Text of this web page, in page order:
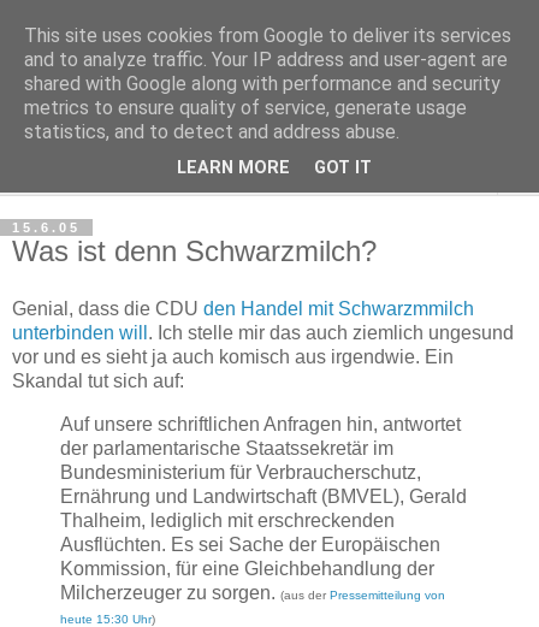
Haltungsturnen
Niveau sieht nur von unten aus wie Arroganz.
15.6.05
Was ist denn Schwarzmilch?
Genial, dass die CDU den Handel mit Schwarzmmilch
unterbinden will . Ich stelle mir das auch ziemlich ungesund
vor und es sieht ja auch komisch aus irgendwie. Ein
Skandal tut sich auf:
Auf unsere schriftlichen Anfragen hin, antwortet
der parlamentarische Staatssekretär im
Bundesministerium für Verbraucherschutz,
Ernährung und Landwirtschaft (BMVEL), Gerald
Thalheim, lediglich mit erschreckenden
Ausflüchten. Es sei Sache der Europäischen
Kommission, für eine Gleichbehandlung der
Milcherzeuger zu sorgen. (aus der Pressemitteilung von
heute 15:30 Uhr)
This site uses cookies from Google to deliver its services
and to analyze traffic. Your IP address and user-agent are
shared with Google along with performance and security
metrics to ensure quality of service, generate usage
statistics, and to detect and address abuse.
LEARN MORE GOT IT